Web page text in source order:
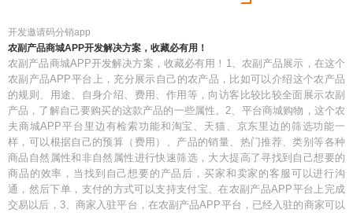
开发邀请码分销app
农副产品商城APP开发解决方案，收藏必有用！
农副产品商城APP开发解决方案，收藏必有用！1、农副产品展示，在这个
农副产品APP平台上，充分展示自己的农产品，比如可以介绍这个农产品
的规则、用途、自身介绍、费用、作用等，向访客比较比较全面展示农副
产品，了解自己要购买的这款产品的一些属性。2、平台商城购物，这个农
夫商城APP平台里边有检索功能和淘宝、天猫、京东里边的筛选功能一
样，可以根据自己的预算（费用）、产品的销量、热门推荐、类别等各种
商品自然属性和非自然属性进行快速筛选，大大提高了寻找到自己想要的
商品的效率，当找到自己想要的产品后，买家和卖家的客服可以进行沟
通，然后下单，支付的方式可以支持支付宝、在农副产品APP平台上完成
交易以后，3、商家入驻平台，在农副产品APP平台，已经入驻的商家可以